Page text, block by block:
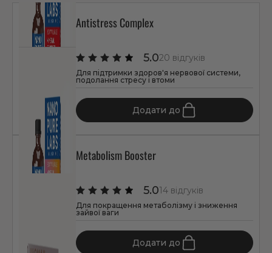
Antistress Complex
5.020 відгуків
Для підтримки здоров'я нервової системи,
подолання стресу і втоми
1 347 грн Додати до
Metabolism Booster
5.014 відгуків
Для покращення метаболізму і зниження
зайвої ваги
1 347 грн Додати до